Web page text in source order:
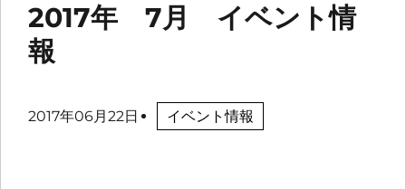
2017年 7月 イベント情
報
2017年06月22日 イベント情報